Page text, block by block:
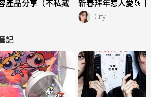
產品分享（不私藏
新春拜年惹人愛🐰
City
記